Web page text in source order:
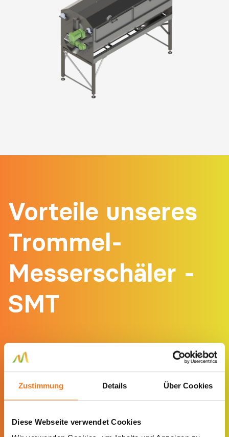
Zustimmung Details Über Cookies
Diese Webseite verwendet Cookies
Vorteile unseres
Trommel-
Messerschäler -
SMT
Optimales Schälen.
Kapazität bis zu 10.000 kg/Stunde.